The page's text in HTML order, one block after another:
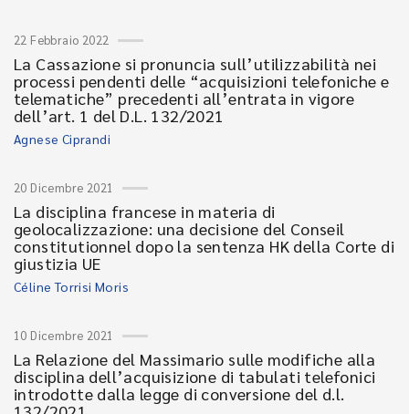
22 Febbraio 2022
La Cassazione si pronuncia sull’utilizzabilità nei
processi pendenti delle “acquisizioni telefoniche e
telematiche” precedenti all’entrata in vigore
dell’art. 1 del D.L. 132/2021
Agnese Ciprandi
20 Dicembre 2021
La disciplina francese in materia di
geolocalizzazione: una decisione del Conseil
constitutionnel dopo la sentenza HK della Corte di
giustizia UE
Céline Torrisi Moris
10 Dicembre 2021
La Relazione del Massimario sulle modifiche alla
disciplina dell’acquisizione di tabulati telefonici
introdotte dalla legge di conversione del d.l.